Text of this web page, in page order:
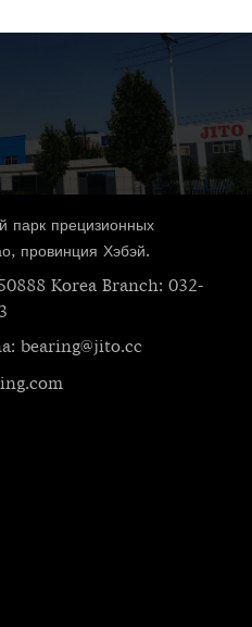
прецизионных
провинция Хэбэй.
Korea Branch: 032-
bearing@jito.cc